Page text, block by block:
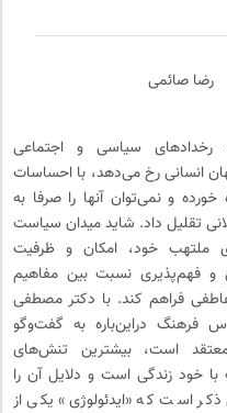
رضا صائمی
رخدادهای سیاسی و اجتماعی
انسانی رخ می‌دهد، با احساسات
و نمی‌توان آنها را صرفا به
تقلیل داد. شاید میدان سیاست
ملتهب خود، امکان و ظرفیت
و فهم‌پذیری نسبت بین مفاهیم
فراهم کند. با دکتر مصطفی
فرهنگ در‌این‌باره به گفت‌وگو
است، بیشترین تنش‌های
خود زندگی است و دلایل آن را
است که «ایدئولوژی» یکی از